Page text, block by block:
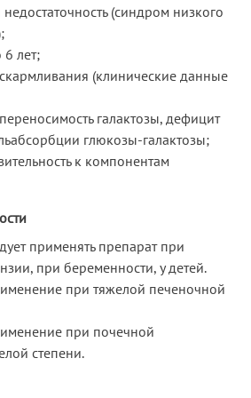
(синдром низкого
6 лет;
(клинические данные
галактозы, дефицит
глюкозы-галактозы;
к компонентам
применять препарат при
при беременности, у детей.
при тяжелой печеночной
при почечной
степени.